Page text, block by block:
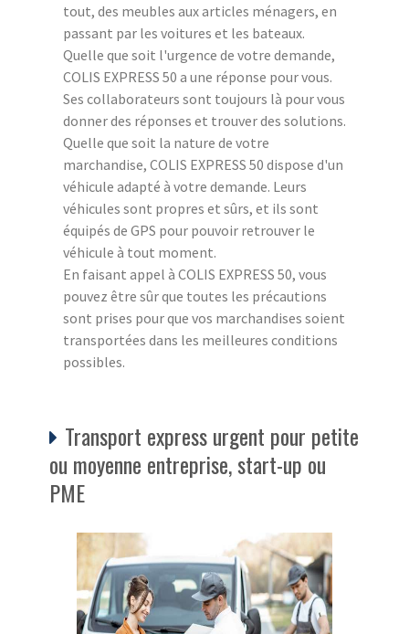
tout, des meubles aux articles ménagers, en
passant par les voitures et les bateaux.
Quelle que soit l'urgence de votre demande,
COLIS EXPRESS 50 a une réponse pour vous.
Ses collaborateurs sont toujours là pour vous
donner des réponses et trouver des solutions.
Quelle que soit la nature de votre
marchandise, COLIS EXPRESS 50 dispose d'un
véhicule adapté à votre demande. Leurs
véhicules sont propres et sûrs, et ils sont
équipés de GPS pour pouvoir retrouver le
véhicule à tout moment.
En faisant appel à COLIS EXPRESS 50, vous
pouvez être sûr que toutes les précautions
sont prises pour que vos marchandises soient
transportées dans les meilleures conditions
possibles.
Transport express urgent pour petite
ou moyenne entreprise, start-up ou
PME